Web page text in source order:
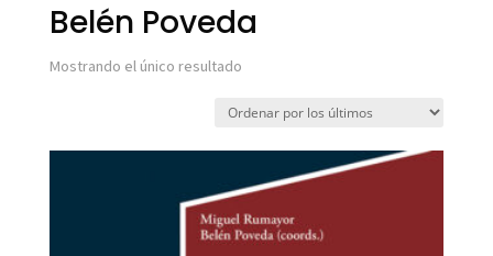
Belén Poveda
Mostrando el único resultado